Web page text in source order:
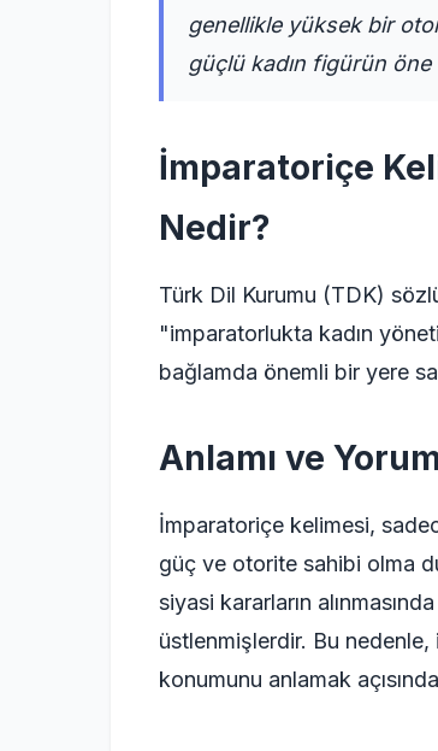
genellikle yüksek bir
güçlü kadın figürün öne
İmparatoriçe
Nedir?
Türk Dil Kurumu (TDK)
"imparatorlukta kadın
bağlamda önemli bir yere
Anlamı ve
İmparatoriçe kelimesi,
güç ve otorite sahibi olma
siyasi kararların
üstlenmişlerdir. Bu nedenle,
konumunu anlamak